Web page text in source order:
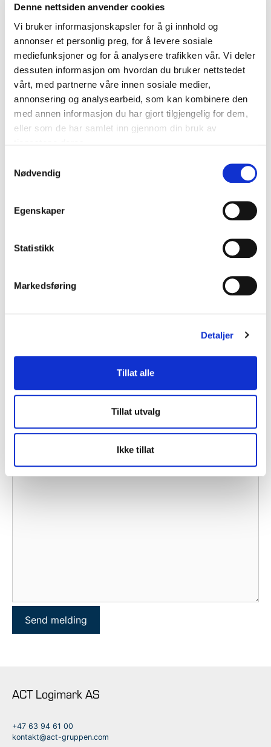
Denne nettsiden anvender cookies
Vi bruker informasjonskapsler for å gi innhold og
annonser et personlig preg, for å levere sosiale
mediefunksjoner og for å analysere trafikken vår. Vi deler
dessuten informasjon om hvordan du bruker nettstedet
vårt, med partnerne våre innen sosiale medier,
annonsering og analysearbeid, som kan kombinere den
med annen informasjon du har gjort tilgjengelig for dem,
eller som de har samlet inn gjennom din bruk av
Nødvendig
Egenskaper
Statistikk
Markedsføring
Detaljer
Tillat alle
Tillat utvalg
Ikke tillat
Skriv til oss hvis du ønsker råd for å
komme i gang med RFID i din bedrift:
Melding
ACT Logimark AS
+47 63 94 61 00
kontakt@act-gruppen.com